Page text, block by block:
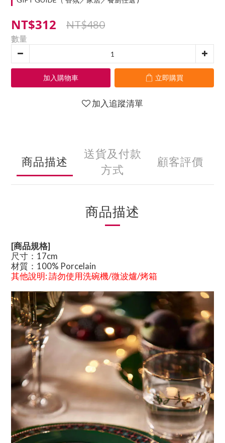
NT$312 NT$480
數量
加入購物車 立即購買
加入追蹤清單
商品描述
送貨及付款
方式
顧客評價
商品描述
[商品規格]
尺寸：17cm
材質：100% Porcelain
其他說明:請勿使用洗碗機/微波爐/烤箱